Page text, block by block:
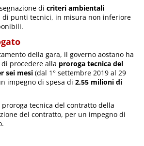
dicriteri ambientali
di punti tecnici, in misura non inferiore
della gara, il governo aostano ha
procedere alla proroga tecnica del
sei mesi (dal 1° settembre 2019 al 29
impegno di spesa di2,55 milioni di
tecnica del contratto della
del contratto, per un impegno di